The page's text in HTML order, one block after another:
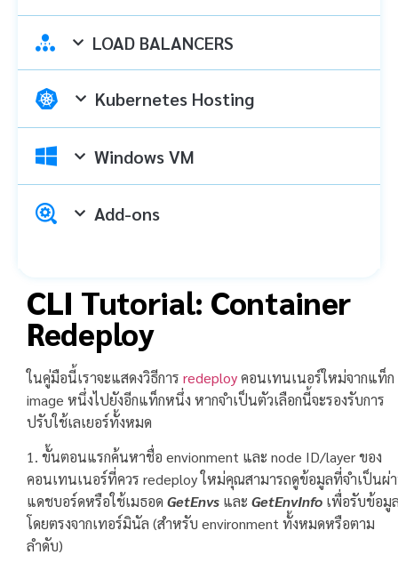
LOAD BALANCERS
Kubernetes Hosting
Windows VM
Add-ons
CLI Tutorial: Container
Redeploy
ในคู่มือนี้เราจะแสดงวิธีการ redeployคอนเทนเนอร์ใหม่จากแท็ก
image หนึ่งไปยังอีกแท็กหนึ่ง หากจำเป็นตัวเลือกนี้จะรองรับการ
ปรับใช้เลเยอร์ทั้งหมด
1. ขั้นตอนแรกค้นหาชื่อ envionment และ node ID/layer ของ
คอนเทนเนอร์ที่ควร redeploy ใหม่คุณสามารถดูข้อมูลที่จำเป็นผ่
แดชบอร์ดหรือใช้เมธอด GetEnvs และ GetEnvInfo เพื่อรับข้อมู
โดยตรงจากเทอร์มินัล (สำหรับ environment ทั้งหมดหรือตาม
ลำดับ)